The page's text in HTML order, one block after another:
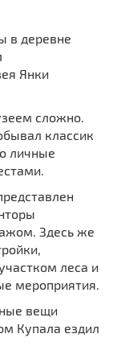
в деревне
Янки
сложно.
классик
личные
Здесь же
леса и
мероприятия.
вещи
Купала ездил